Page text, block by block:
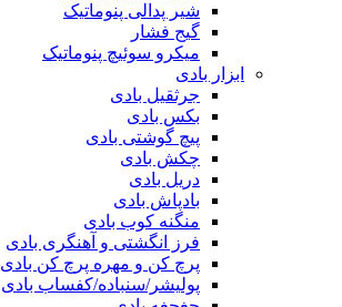
شیر پدالی پنوماتیک
گیج فشار
میکرو سوئیچ پنوماتیک
ابزار بادی
جرثقیل بادی
بکس بادی
پیچ گوشتی بادی
چکش بادی
دریل بادی
بادپاش بادی
منگنه کوب بادی
فرز انگشتی و آهنگری بادی
پرچ کن و مهره پرچ کن بادی
پولیشر/سنباده/کفساب بادی